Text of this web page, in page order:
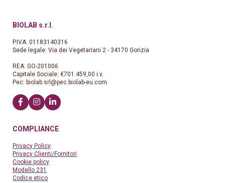
BIOLAB s.r.l.
P.IVA: 01183140316
Sede legale: Via dei Vegetariani 2 - 34170 Gorizia
REA: GO-201006
Capitale Sociale: €701.459,00 i.v.
Pec: biolab.srl@pec.biolab-eu.com
COMPLIANCE
Privacy Policy
Privacy Clienti/Fornitori
Cookie policy
Modello 231
Codice etico